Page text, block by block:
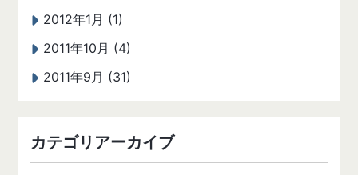
2012年1月 (1)
2011年10月 (4)
2011年9月 (31)
カテゴリアーカイブ